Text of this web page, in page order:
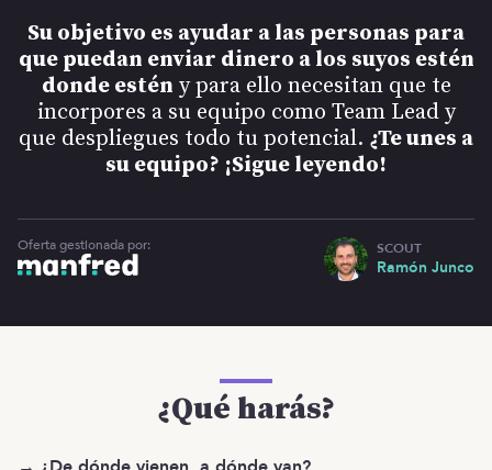
Su objetivo es ayudar a las personas para
que puedan enviar dinero a los suyos estén
donde estén y para ello necesitan que te
incorpores a su equipo como Team Lead y
que despliegues todo tu potencial. ¿Te unes a
su equipo? ¡Sigue leyendo!
Oferta gestionada por: SCOUT
Ramón Junco
¿Qué harás?